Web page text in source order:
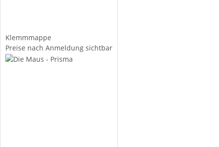
Klemmmappe
Preise nach Anmeldung sichtbar